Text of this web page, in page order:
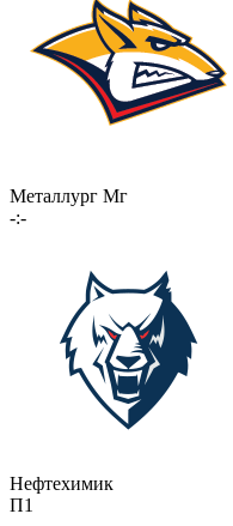
Металлург Мг
-:-
Нефтехимик
П1